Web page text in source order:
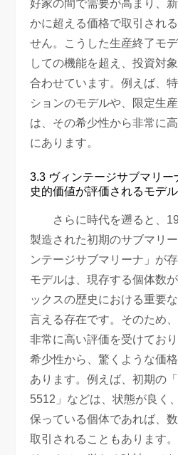
好家の間で需要が高まり、
かに超える価格で取引され
せん。こうした生産終了モ
しての機能を超え、投資対
合わせています。例えば、
ションのモデルや、限定生
は、その希少性から非常に
にあります。
3.3 ヴィンテージサブマリ
史的価値が評価されるモデル
さらに時代を遡ると、
製造された初期のサブマリ
ンテージサブマリーナ」が
モデルは、現存する個体数
ックスの歴史における重要
言える存在です。そのため
非常に高い評価を受けてお
希少性から、驚くような価
あります。例えば、初期の
5512」などは、状態が良く
保っている個体であれば、
取引されることもあります